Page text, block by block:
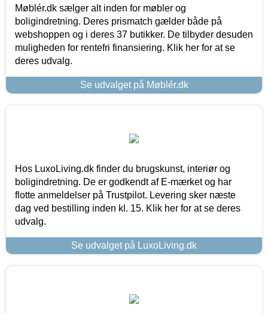
Møblér.dk sælger alt inden for møbler og
boligindretning. Deres prismatch gælder både på
webshoppen og i deres 37 butikker. De tilbyder desuden
muligheden for rentefri finansiering. Klik her for at se
deres udvalg.
Se udvalget på Møblér.dk
Hos LuxoLiving.dk finder du brugskunst, interiør og
boligindretning. De er godkendt af E-mærket og har
flotte anmeldelser på Trustpilot. Levering sker næste
dag ved bestilling inden kl. 15. Klik her for at se deres
udvalg.
Se udvalget på LuxoLiving.dk